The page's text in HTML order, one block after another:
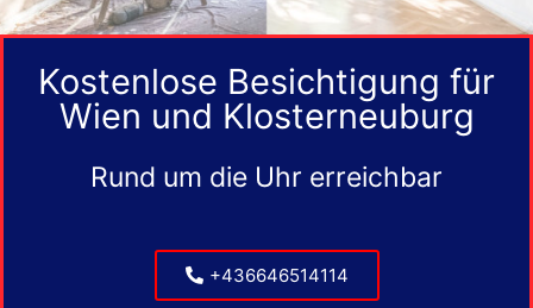
Kostenlose Besichtigung für
Wien und Klosterneuburg
Rund um die Uhr erreichbar
+436646514114